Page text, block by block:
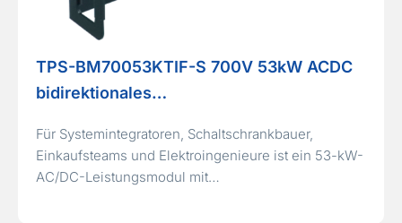
TPS-BM70053KTIF-S 700V 53kW ACDC
bidirektionales…
Für Systemintegratoren, Schaltschrankbauer,
Einkaufsteams und Elektroingenieure ist ein 53-kW-
AC/DC-Leistungsmodul mit…